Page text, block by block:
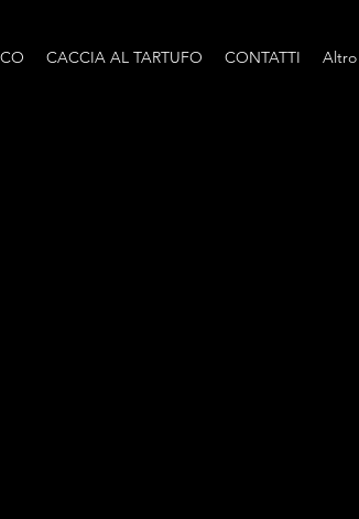
CACCIA AL TARTUFO CONTATTI Altro